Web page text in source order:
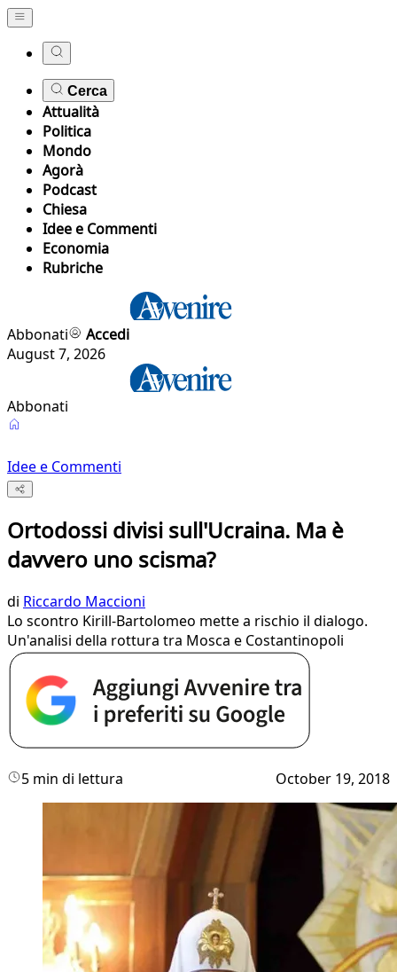
Cerca
Attualità
Politica
Mondo
Agorà
Podcast
Chiesa
Idee e Commenti
Economia
Rubriche
Abbonati
Accedi
August 7, 2026
Abbonati
Idee e Commenti
Ortodossi divisi sull'Ucraina. Ma è
davvero uno scisma?
di Riccardo Maccioni
Lo scontro Kirill-Bartolomeo mette a rischio il dialogo.
Un'analisi della rottura tra Mosca e Costantinopoli
5 min di lettura October 19, 2018